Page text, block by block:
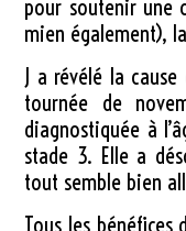
pour soutenir une
mien également),
J a révélé la
tournée de
diagnostiquée à
stade 3. Elle a
tout semble bien
Tous les bénéfices